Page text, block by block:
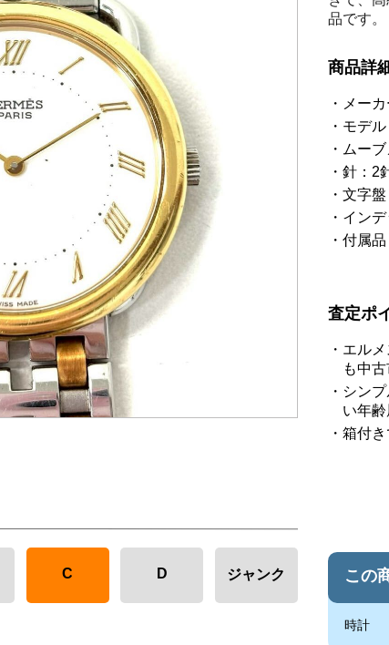
品です。
商品詳
メー
モデ
ムーブ
針：2
文字盤
イン
付属品
査定ポ
エル
も中
シン
い年齢
箱付き
この
時計
C D ジャンク